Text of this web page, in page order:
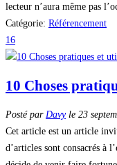
lecteur n’aura même pas
Catégorie: Référencement
16
10 Choses
Posté par Davyle 23
Cet article est un article
d’articles sont consacrés à